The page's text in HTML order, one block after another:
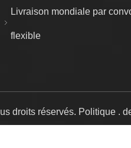
Livraison mondiale par
flexible
droits réservés. Politique .